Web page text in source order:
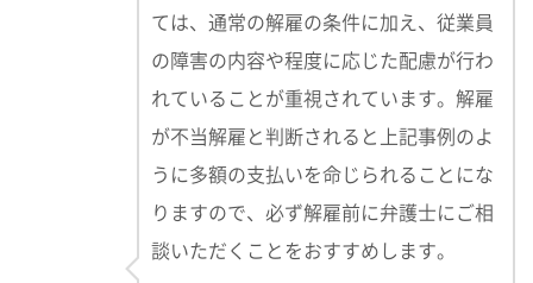
ては、通常の解雇の条件に加え、従業員
の障害の内容や程度に応じた配慮が行わ
れていることが重視されています。解雇
が不当解雇と判断されると上記事例のよ
うに多額の支払いを命じられることにな
りますので、必ず解雇前に弁護士にご相
談いただくことをおすすめします。